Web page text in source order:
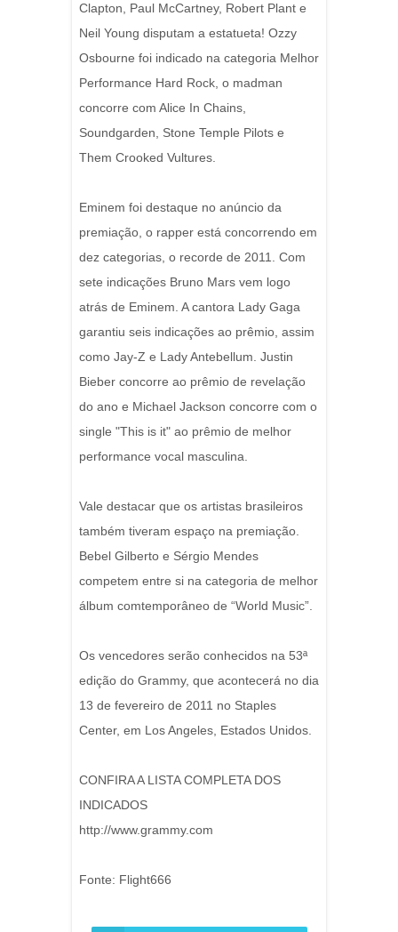
Clapton, Paul McCartney, Robert Plant e
Neil Young disputam a estatueta! Ozzy
Osbourne foi indicado na categoria Melhor
Performance Hard Rock, o madman
concorre com Alice In Chains,
Soundgarden, Stone Temple Pilots e
Them Crooked Vultures.
Eminem foi destaque no anúncio da
premiação, o rapper está concorrendo em
dez categorias, o recorde de 2011. Com
sete indicações Bruno Mars vem logo
atrás de Eminem. A cantora Lady Gaga
garantiu seis indicações ao prêmio, assim
como Jay-Z e Lady Antebellum. Justin
Bieber concorre ao prêmio de revelação
do ano e Michael Jackson concorre com o
single "This is it" ao prêmio de melhor
performance vocal masculina.
Vale destacar que os artistas brasileiros
também tiveram espaço na premiação.
Bebel Gilberto e Sérgio Mendes
competem entre si na categoria de melhor
álbum comtemporâneo de “World Music”.
Os vencedores serão conhecidos na 53ª
edição do Grammy, que acontecerá no dia
13 de fevereiro de 2011 no Staples
Center, em Los Angeles, Estados Unidos.
CONFIRA A LISTA COMPLETA DOS
INDICADOS
http://www.grammy.com
Fonte: Flight666